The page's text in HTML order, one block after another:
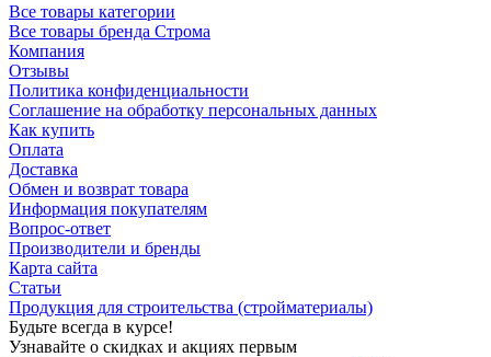
Все товары категории
Все товары бренда Строма
Компания
Отзывы
Политика конфиденциальности
Соглашение на обработку персональных данных
Как купить
Оплата
Доставка
Обмен и возврат товара
Информация покупателям
Вопрос-ответ
Производители и бренды
Карта сайта
Статьи
Продукция для строительства (стройматериалы)
Будьте всегда в курсе!
Узнавайте о скидках и акциях первым